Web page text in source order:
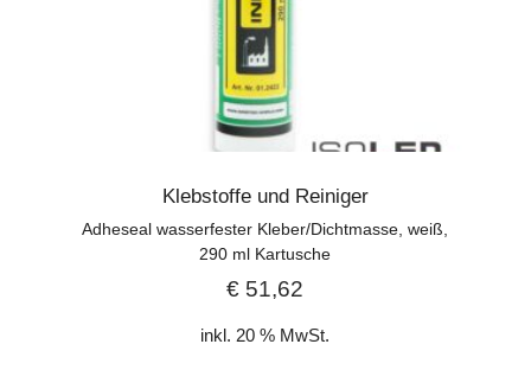
Klebstoffe und Reiniger
Adheseal wasserfester Kleber/Dichtmasse, weiß,
290 ml Kartusche
€ 51,62
inkl. 20 % MwSt.